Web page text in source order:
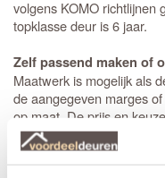
volgens KOMO richtlijnen
topklasse deur is 6 jaar.
Zelf passend maken of
Maatwerk is mogelijk als
de aangegeven marges
op maat. De prijs en
beschikbare afmetingen.
werkdagen.